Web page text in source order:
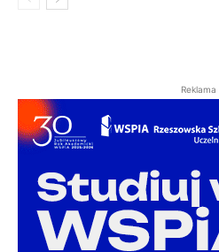
Reklama